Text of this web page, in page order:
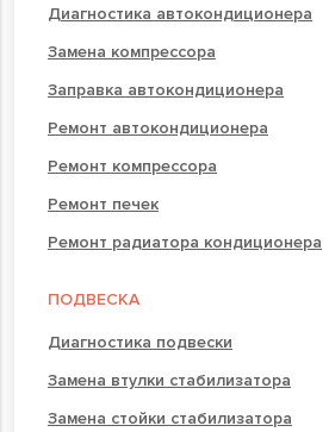
Диагностика автокондиционера
Замена компрессора
Заправка автокондиционера
Ремонт автокондиционера
Ремонт компрессора
Ремонт печек
Ремонт радиатора кондиционера
ПОДВЕСКА
Диагностика подвески
Замена втулки стабилизатора
Замена стойки стабилизатора